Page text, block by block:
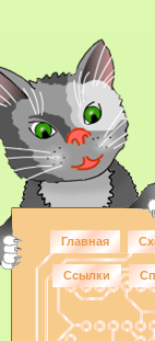
Главная
Ссылки